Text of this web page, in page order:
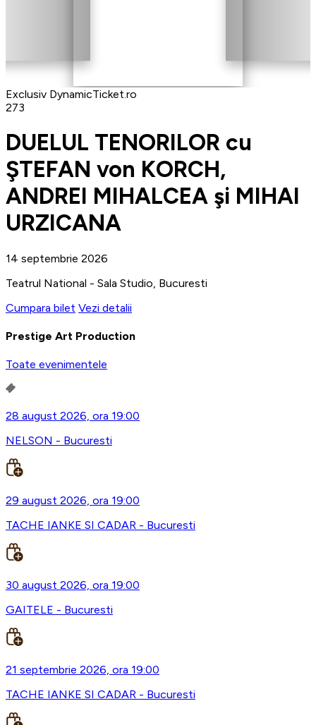
Exclusiv DynamicTicket.ro
273
DUELUL TENORILOR cu
ŞTEFAN von KORCH,
ANDREI MIHALCEA şi MIHAI
URZICANA
14 septembrie 2026
Teatrul National - Sala Studio, Bucuresti
Cumpara bilet Vezi detalii
Prestige Art Production
Toate evenimentele
28 august 2026, ora 19:00
NELSON - Bucuresti
29 august 2026, ora 19:00
TACHE IANKE SI CADAR - Bucuresti
30 august 2026, ora 19:00
GAITELE - Bucuresti
21 septembrie 2026, ora 19:00
TACHE IANKE SI CADAR - Bucuresti